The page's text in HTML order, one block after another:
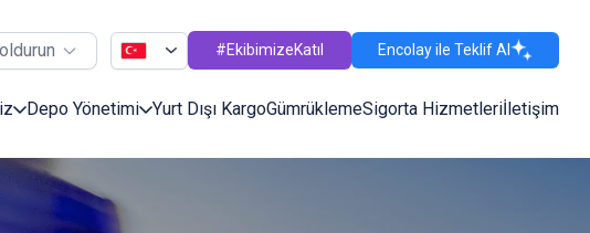
#EkibimizeKatıl Encolay ile Teklif Al
Depo Yönetimi Yurt Dışı KargoGümrüklemeSigorta Hizmetleriİletişim